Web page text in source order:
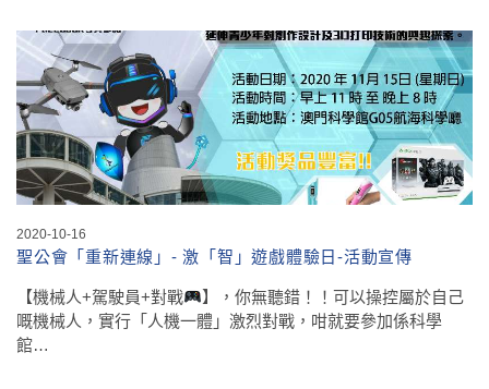
2020-10-16
聖公會「重新連線」- 激「智」遊戲體驗日-活動宣傳
【機械人+駕駛員+對戰
】，你無聽錯！！可以操控屬於自己
嘅機械人，實行「人機一體」激烈對戰，咁就要參加係科學
館…